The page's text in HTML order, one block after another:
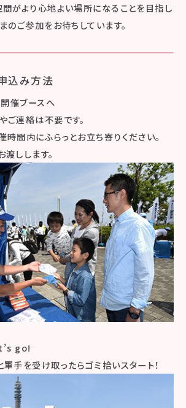
間がより心地よい場所になることを目指し
のご参加をお待ちしています。
込み方法
催ブースへ
ご連絡は不要です。
時間内にふらっとお立ち寄りください。
しします。
go!
手を受け取ったらゴミ拾いスタート！